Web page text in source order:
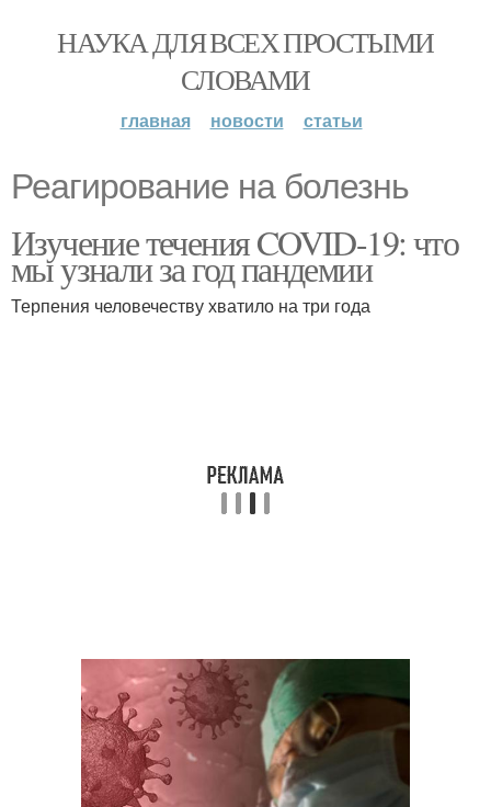
НАУКА ДЛЯ ВСЕХ ПРОСТЫМИ
СЛОВАМИ
главная новости статьи
Реагирование на болезнь
Изучение течения COVID-19: что
мы узнали за год пандемии
Терпения человечеству хватило на три года